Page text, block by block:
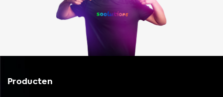
Producten